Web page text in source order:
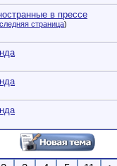
в прессе
страница)